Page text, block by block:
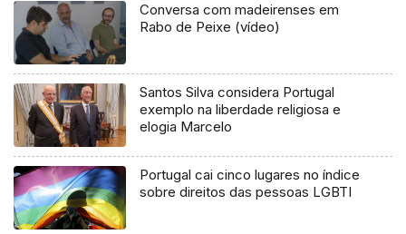
Conversa com madeirenses em
Rabo de Peixe (vídeo)
Santos Silva considera Portugal
exemplo na liberdade religiosa e
elogia Marcelo
Portugal cai cinco lugares no índice
sobre direitos das pessoas LGBTI